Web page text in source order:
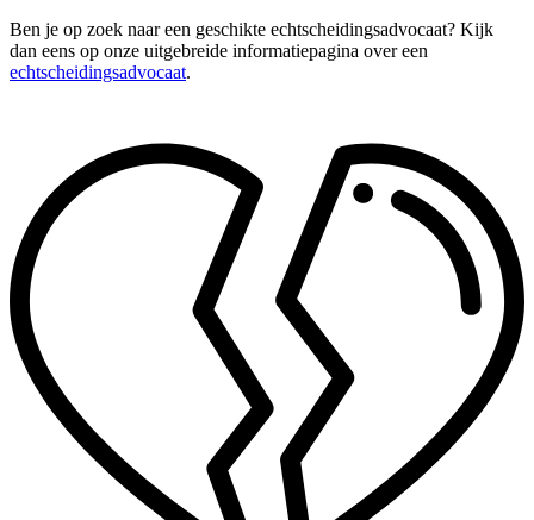
Ben je op zoek naar een geschikte echtscheidingsadvocaat? Kijk
dan eens op onze uitgebreide informatiepagina over een
echtscheidingsadvocaat.